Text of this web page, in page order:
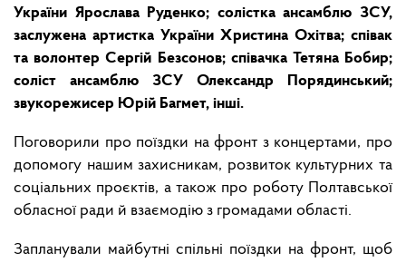
України Ярослава Руденко; солістка ансамблю ЗСУ,
заслужена артистка України Христина Охітва; співак
та волонтер Сергій Безсонов; співачка Тетяна Бобир;
соліст ансамблю ЗСУ Олександр Порядинський;
звукорежисер Юрій Багмет, інші.
Поговорили про поїздки на фронт з концертами, про
допомогу нашим захисникам, розвиток культурних та
соціальних проєктів, а також про роботу Полтавської
обласної ради й взаємодію з громадами області.
Запланували майбутні спільні поїздки на фронт, щоб